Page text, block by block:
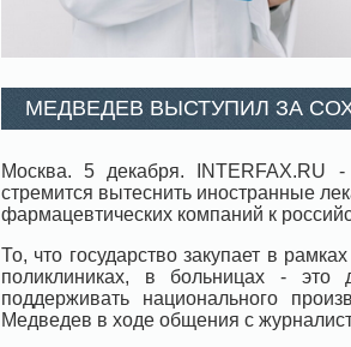
МЕДВЕДЕВ ВЫСТУПИЛ ЗА
Москва. 5 декабря.
стремится вытеснить иностранные
фармацевтических компаний к
То, что государство закупает в
поликлиниках, в больницах - это
поддерживать национального
Медведев в ходе общения с